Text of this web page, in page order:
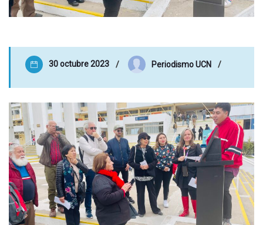
30 octubre 2023 Periodismo UCN